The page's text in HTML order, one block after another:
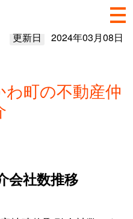
更新日 2024年03月08日
町の不動産仲
会社数推移